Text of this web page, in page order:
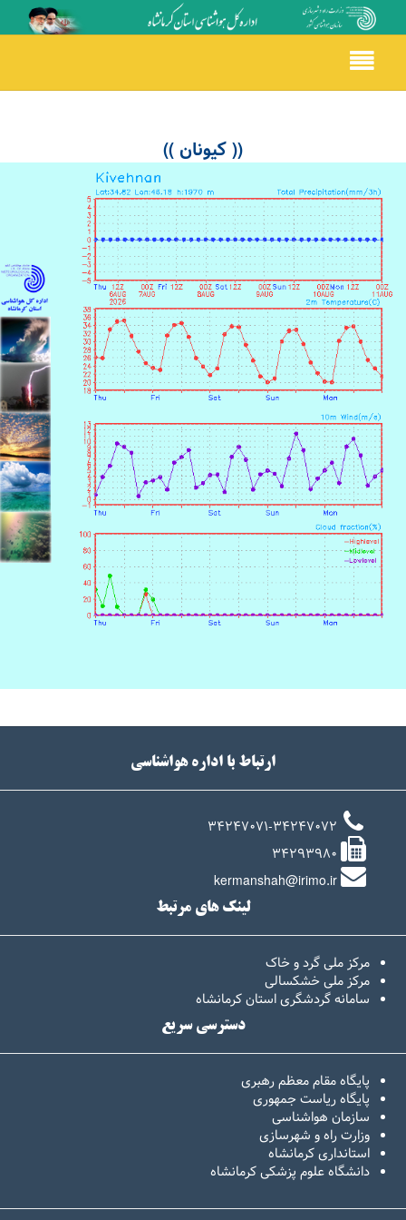
Toggle
navigation
(( کیونان ))
ارتباط با اداره هواشناسی
34247071-34247072
34293980
kermanshah@irimo.ir
لینک های مرتبط
مرکز ملی گرد و خاک
مرکز ملی خشکسالی
سامانه گردشگری استان کرمانشاه
دسترسی سریع
پایگاه مقام معظم رهبری
پایگاه ریاست جمهوری
سازمان هواشناسی
وزارت راه و شهرسازی
استانداری کرمانشاه
دانشگاه علوم پزشکی کرمانشاه